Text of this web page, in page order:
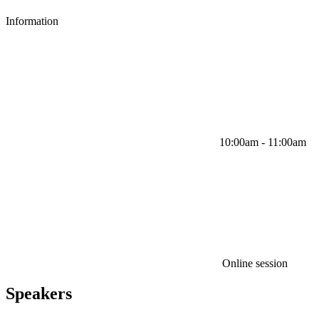
Information
10:00am - 11:00am
Online session
Speakers